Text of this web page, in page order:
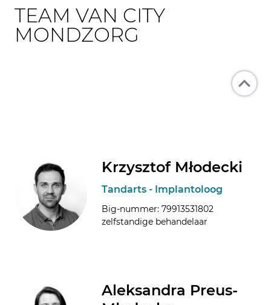
TEAM VAN CITY
MONDZORG
Krzysztof Młodecki
Tandarts - Implantoloog
Big-nummer: 79913531802
zelfstandige behandelaar
Aleksandra Preus-